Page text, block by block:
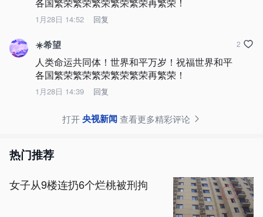
1月28日 14:52 回复
☀️希望
人类命运共同体！世界和平万岁！祝福世界和平
各国繁荣繁荣繁荣繁荣繁荣再繁荣！
1月28日 14:39 回复
2
打开央视新闻查看更多精彩评论
热门推荐
女子从9楼连扔6个烂桃被刑拘